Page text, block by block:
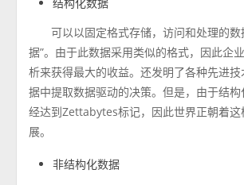
可以以固定格式存储，访问和处理的数
据”。由于此数据采用类似的格式，因此企
析来获得最大的收益。还发明了各种先进
据中提取数据驱动的决策。但是，由于结
经达到Zettabytes标记，因此世界正朝着这
展。
非结构化数据